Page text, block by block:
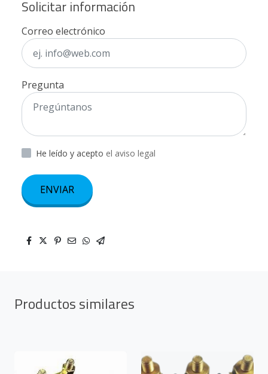
Solicitar información
Correo electrónico
Pregunta
He leído y acepto el aviso legal
ENVIAR
Productos similares